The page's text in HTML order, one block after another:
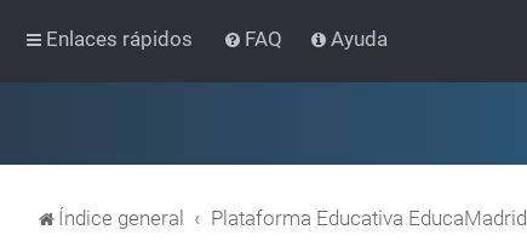
Enlaces rápidos FAQ Ayuda
Índice general Plataforma Educativa EducaMadrid